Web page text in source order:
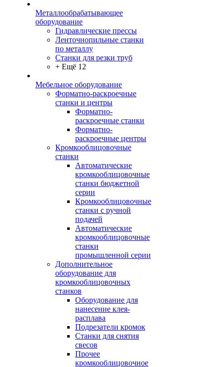
Металлообрабатывающее
оборудование
Гидравлические прессы
Ленточнопильные станки
по металлу
Станки для резки труб
+ Ещё 12
Мебельное оборудование
Форматно-раскроечные
станки и центры
Форматно-
раскроечные станки
Форматно-
раскроечные центры
Кромкооблицовочные
станки
Автоматические
кромкооблицовочные
станки бюджетной
серии
Кромкооблицовочные
станки с ручной
подачей
Автоматические
кромкооблицовочные
станки
промышленной серии
Дополнительное
оборудование для
кромкооблицовочных
станков
Оборудование для
нанесение клея-
расплава
Подрезатели кромок
Станки для снятия
свесов
Прочее
кромкооблицовочное